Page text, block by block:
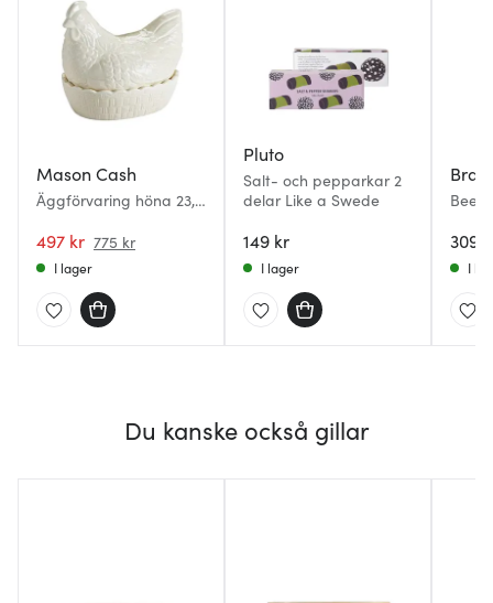
Mason Cash
Äggförvaring höna 23,4
497 kr 775 kr
I lager
Pluto
Salt- och pepparkar 2
delar Like a Swede
149 kr
I lager
309
I
Du kanske också gillar